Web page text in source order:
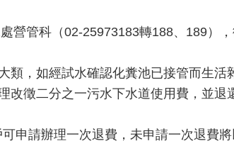
營管科（02-25973183轉188、189）
類，如經試水確認化糞池已接管而生活
改徵二分之一污水下水道使用費，並退
申請辦理一次退費，未申請一次退費將